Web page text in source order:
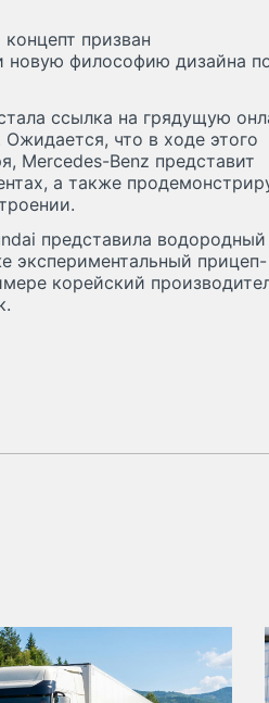
призван
новую философию дизайна
ссылка на грядущую
что в ходе этого
Mercedes-Benz представит
а также
представила водородный
экспериментальный прицеп-
корейский